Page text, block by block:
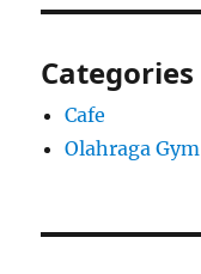
Categories
Cafe
Olahraga Gym